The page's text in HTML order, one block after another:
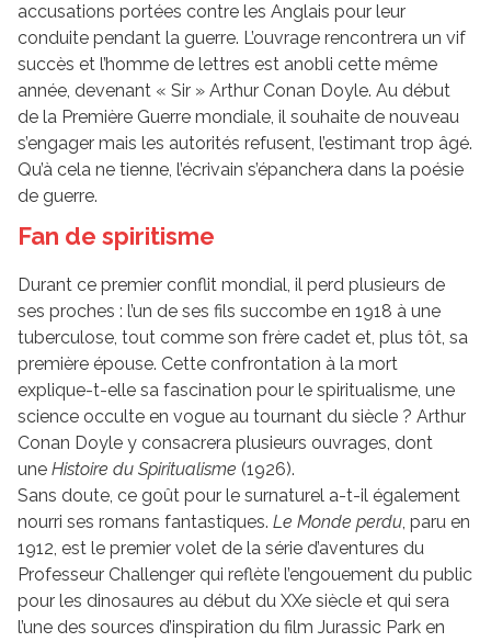
accusations portées contre les Anglais pour leur
conduite pendant la guerre. L’ouvrage rencontrera un vif
succès et l’homme de lettres est anobli cette même
année, devenant « Sir » Arthur Conan Doyle. Au début
de la Première Guerre mondiale, il souhaite de nouveau
s’engager mais les autorités refusent, l’estimant trop âgé.
Qu’à cela ne tienne, l’écrivain s’épanchera dans la poésie
de guerre.
Fan de spiritisme
Durant ce premier conflit mondial, il perd plusieurs de
ses proches : l’un de ses fils succombe en 1918 à une
tuberculose, tout comme son frère cadet et, plus tôt, sa
première épouse. Cette confrontation à la mort
explique-t-elle sa fascination pour le spiritualisme, une
science occulte en vogue au tournant du siècle ? Arthur
Conan Doyle y consacrera plusieurs ouvrages, dont
une Histoire du Spiritualisme (1926).
Sans doute, ce goût pour le surnaturel a-t-il également
nourri ses romans fantastiques. Le Monde perdu, paru en
1912, est le premier volet de la série d’aventures du
Professeur Challenger qui reflète l’engouement du public
pour les dinosaures au début du XXe siècle et qui sera
l’une des sources d’inspiration du film Jurassic Park en